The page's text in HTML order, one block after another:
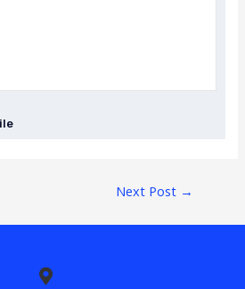
Next Post →